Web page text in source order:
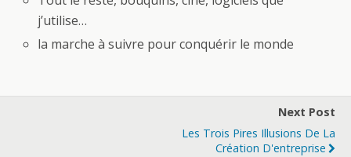
j’utilise…
la marche à suivre pour conquérir le monde
Next Post
Les Trois Pires Illusions De La
Création D'entreprise